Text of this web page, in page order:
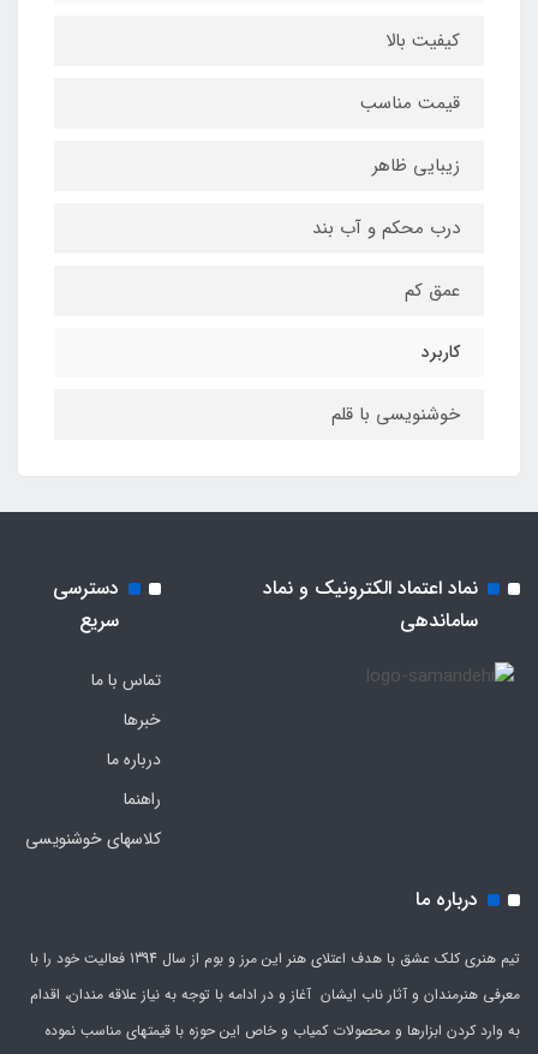
کیفیت بالا
قیمت مناسب
زیبایی ظاهر
درب محکم و آب بند
عمق کم
کاربرد
خوشنویسی با قلم
نماد اعتماد الکترونیک و نماد
ساماندهی
دسترسی
سریع
تماس با ما
خبرها
درباره ما
راهنما
کلاسهای خوشنویسی
درباره ما
تیم هنری کلک عشق با هدف اعتلای هنر این مرز و بوم از سال 1394 فعالیت خود را با
معرفی هنرمندان و آثار ناب ایشان آغاز و در ادامه با توجه به نیاز علاقه مندان، اقدام
به وارد کردن ابزارها و محصولات کمیاب و خاص این حوزه با قیمتهای مناسب نموده